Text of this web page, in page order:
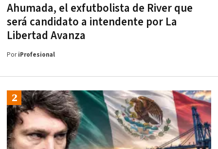
Ahumada, el exfutbolista de River que
será candidato a intendente por La
Libertad Avanza
PoriProfesional